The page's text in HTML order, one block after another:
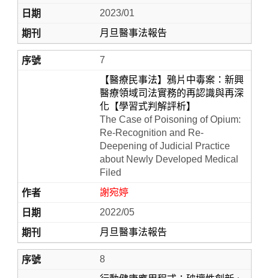
2023/01
月旦醫事法報告
7
【醫療民事法】鴉片中毒案：新興
醫療領域司法實務的再認識與再深
化【學習式判解評析】
The Case of Poisoning of Opium:
Re-Recognition and Re-
Deepening of Judicial Practice
about Newly Developed Medical
Filed
謝宛婷
2022/05
月旦醫事法報告
8